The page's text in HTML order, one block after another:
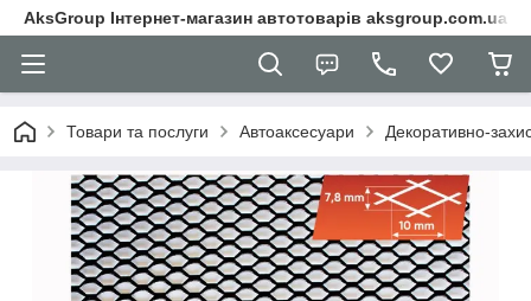
AksGroup Інтернет-магазин автотоварів aksgroup.com.ua
Товари та послуги Автоаксесуари Декоративно-